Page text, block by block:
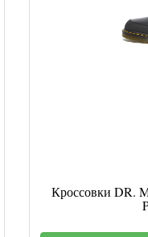
Кроссовки DR.